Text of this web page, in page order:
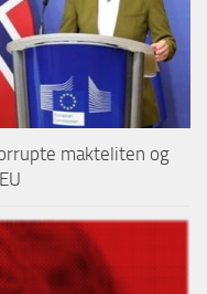
makteliten og